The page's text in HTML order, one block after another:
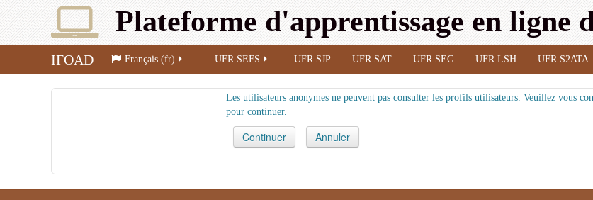
Plateforme d'apprentissage en ligne
IFOAD Français (fr) UFR SEFS UFR SJP UFR SAT UFR SEG UFR LSH UFR S2ATA
Les utilisateurs anonymes ne peuvent pas consulter les profils utilisateurs. Veuillez vous
pour continuer.